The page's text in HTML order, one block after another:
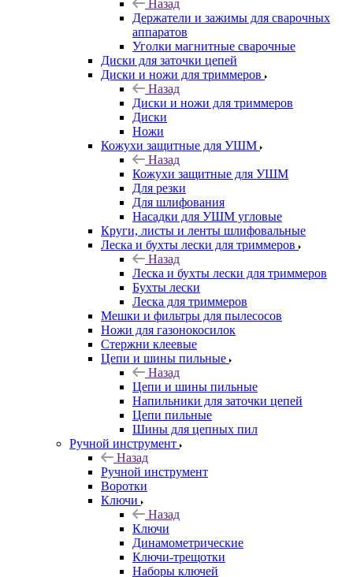
Назад
Держатели и зажимы для сварочных
аппаратов
Уголки магнитные сварочные
Диски для заточки цепей
Диски и ножи для триммеров
Назад
Диски и ножи для триммеров
Диски
Ножи
Кожухи защитные для УШМ
Назад
Кожухи защитные для УШМ
Для резки
Для шлифования
Насадки для УШМ угловые
Круги, листы и ленты шлифовальные
Леска и бухты лески для триммеров
Назад
Леска и бухты лески для триммеров
Бухты лески
Леска для триммеров
Мешки и фильтры для пылесосов
Ножи для газонокосилок
Стержни клеевые
Цепи и шины пильные
Назад
Цепи и шины пильные
Напильники для заточки цепей
Цепи пильные
Шины для цепных пил
Ручной инструмент
Назад
Ручной инструмент
Воротки
Ключи
Назад
Ключи
Динамометрические
Ключи-трещотки
Наборы ключей